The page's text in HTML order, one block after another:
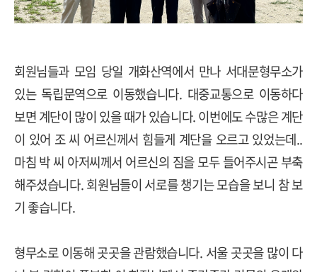
회원님들과 모임 당일 개화산역에서 만나 서대문형무소가
있는 독립문역으로 이동했습니다. 대중교통으로 이동하다
보면 계단이 많이 있을 때가 있습니다. 이번에도 수많은 계단
이 있어 조 씨 어르신께서 힘들게 계단을 오르고 있었는데..
마침 박 씨 아저씨께서 어르신의 짐을 모두 들어주시곤 부축
해주셨습니다. 회원님들이 서로를 챙기는 모습을 보니 참 보
기 좋습니다.
형무소로 이동해 곳곳을 관람했습니다. 서울 곳곳을 많이 다